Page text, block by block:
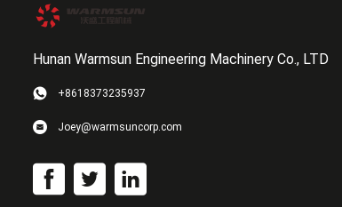
Hunan Warmsun Engineering Machinery Co., LTD
+8618373235937
Joey@warmsuncorp.com